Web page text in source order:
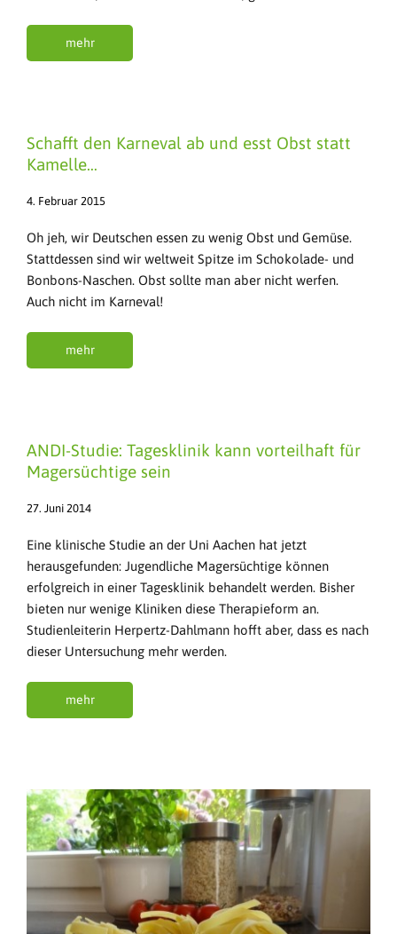
mehr
Schafft den Karneval ab und esst Obst statt
Kamelle…
4. Februar 2015
Oh jeh, wir Deutschen essen zu wenig Obst und Gemüse.
Stattdessen sind wir weltweit Spitze im Schokolade- und
Bonbons-Naschen. Obst sollte man aber nicht werfen.
Auch nicht im Karneval!
mehr
ANDI-Studie: Tagesklinik kann vorteilhaft für
Magersüchtige sein
27. Juni 2014
Eine klinische Studie an der Uni Aachen hat jetzt
herausgefunden: Jugendliche Magersüchtige können
erfolgreich in einer Tagesklinik behandelt werden. Bisher
bieten nur wenige Kliniken diese Therapieform an.
Studienleiterin Herpertz-Dahlmann hofft aber, dass es nach
dieser Untersuchung mehr werden.
mehr